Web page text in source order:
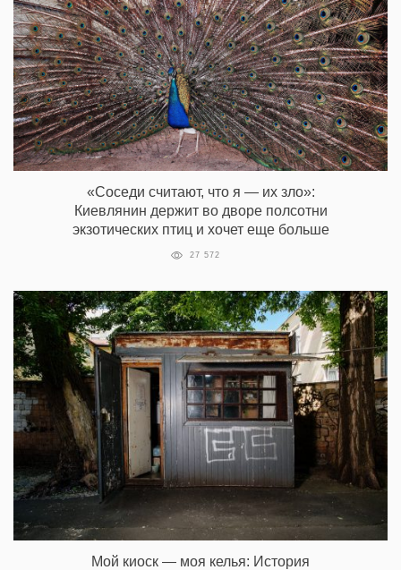
«Соседи считают, что я — их зло»:
Киевлянин держит во дворе полсотни
экзотических птиц и хочет еще больше
27 572
Мой киоск — моя келья: История